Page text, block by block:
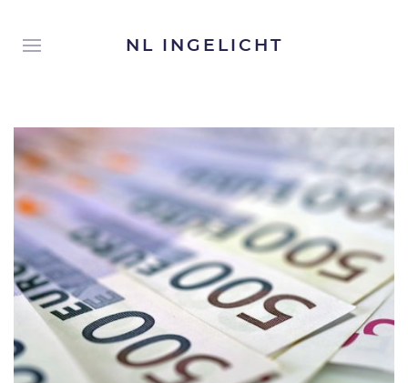
NL INGELICHT